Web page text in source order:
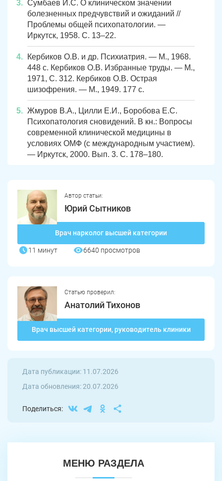
Сумбаев И.С. О клиническом значении
болезненных предчувствий и ожиданий //
Проблемы общей психопатологии. —
Иркутск, 1958. С. 13–22.
Кербиков О.В. и др. Психиатрия. — М., 1968.
448 с. Кербиков О.В. Избранные труды. — М.,
1971, С. 312. Кербиков О.В. Острая
шизофрения. — М., 1949. 177 с.
Жмуров В.А., Цилли Е.И., Боробова Е.С.
Психопатология сновидений. В кн.: Вопросы
современной клинической медицины в
условиях ОМФ (с международным участием).
— Иркутск, 2000. Вып. 3. С. 178–180.
Автор статьи:
Юрий Сытников
Врач нарколог высшей категории
11 минут 6640 просмотров
Статью проверил:
Анатолий Тихонов
Врач высшей категории, руководитель клиники
Дата публикации: 11.07.2026
Дата обновления: 20.07.2026
Поделиться:
МЕНЮ РАЗДЕЛА
Записаться
Я ознакомлен и принимаюусловия работы сайта
Задать вопрос
Я ознакомлен и принимаюусловия работы сайта
Записаться
Я ознакомлен и принимаюусловия работы сайта
Записаться
Я ознакомлен и принимаюусловия работы сайта
Первомайский Карабаш
Юрюзань Верхнеуральск
Локомотивный Миньяр
Зауральский Межозерный
Катав-Ивановск Куса
Пласт Бакал
Усть-Катав Верхний Уфалей
Еманжелинск Карталы
Коркино
Южноуральск Сатка
Чебаркуль Снежинск
Копейск
Златоуст Магнитогорск